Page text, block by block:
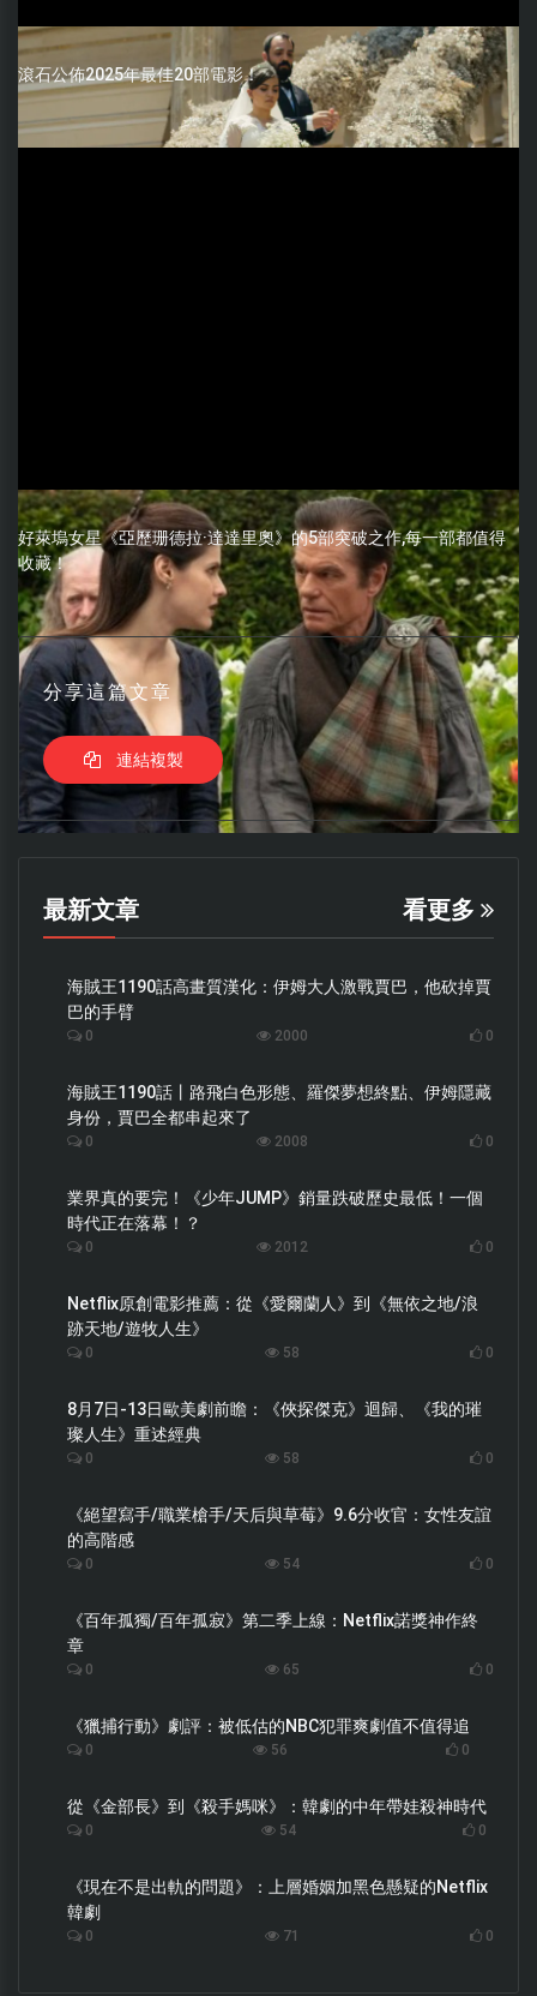
滾石公佈2025年最佳20部電影！
好萊塢女星《亞歷珊德拉·達達里奧》的5部突破之作,每一部都值得
收藏！
分享這篇文章
連結複製
最新文章 看更多
海賊王1190話高畫質漢化：伊姆大人激戰賈巴，他砍掉賈
巴的手臂
0 2000 0
海賊王1190話丨路飛白色形態、羅傑夢想終點、伊姆隱藏
身份，賈巴全都串起來了
0 2008 0
業界真的要完！《少年JUMP》銷量跌破歷史最低！一個
時代正在落幕！？
0 2012 0
Netflix原創電影推薦：從《愛爾蘭人》到《無依之地/浪
跡天地/遊牧人生》
0 58 0
8月7日-13日歐美劇前瞻：《俠探傑克》迴歸、《我的璀
璨人生》重述經典
0 58 0
《絕望寫手/職業槍手/天后與草莓》9.6分收官：女性友誼
的高階感
0 54 0
《百年孤獨/百年孤寂》第二季上線：Netflix諾獎神作終
章
0 65 0
《獵捕行動》劇評：被低估的NBC犯罪爽劇值不值得追
0 56 0
從《金部長》到《殺手媽咪》：韓劇的中年帶娃殺神時代
0 54 0
《現在不是出軌的問題》：上層婚姻加黑色懸疑的Netflix
韓劇
0 71 0